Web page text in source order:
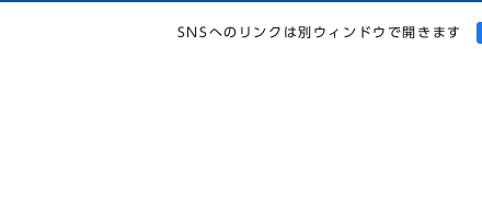
SNSへのリンクは別ウィンドウで開きます